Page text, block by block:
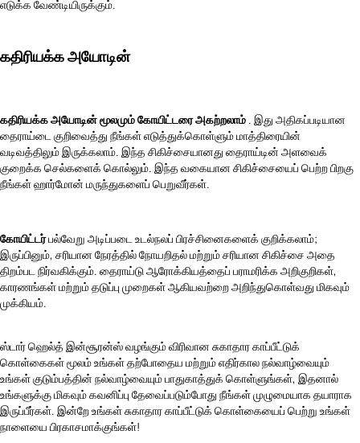
எடுக்க வேண்டியிருக்கும்.
கதிரியக்க அயோடின்
கதிரியக்க அயோடின் மூலமும் கோயிட்டரை அகற்றலாம் . இது அதிகப்படியான
தைராய்டை குறிவைத்து நீங்கள் எடுத்துக்கொள்ளும் மாத்திரையின்
வடிவத்திலும் இருக்கலாம். இந்த சிகிச்சையானது தைராய்டின் அளவைக்
குறைக்க செல்களைக் கொல்லும். இந்த வகையான சிகிச்சையைப் பெற்ற பிறகு
நீங்கள் ஹார்மோன் மருந்துகளைப் பெறுவீர்கள்.
கோயிட்டர்பல்வேறு அடிப்படை உடல்நலப் பிரச்சினைகளைக் குறிக்கலாம்;
இருப்பினும், சரியான நேரத்தில் நோயறிதல் மற்றும் சரியான சிகிச்சை அதை
திறம்பட நிர்வகிக்கும். தைராய்டு ஆரோக்கியத்தைப் பராமரிக்க அறிகுறிகள்,
காரணங்கள் மற்றும் தடுப்பு முறைகள் ஆகியவற்றை அறிந்துகொள்வது மிகவும்
முக்கியம்.
ஸ்டார் ஹெல்த் இன்சூரன்ஸ் வழங்கும் விரிவான சுகாதார காப்பீட்டுக்
கொள்கைகள் மூலம் உங்கள் தற்போதைய மற்றும் எதிர்கால நல்வாழ்வையும்
உங்கள் குடும்பத்தின் நல்வாழ்வையும் பாதுகாத்துக் கொள்ளுங்கள், இதனால்
உங்களுக்கு மிகவும் கவனிப்பு தேவைப்படும்போது நீங்கள் முழுமையாக தயாராக
இருப்பீர்கள். இன்றே உங்கள் சுகாதார காப்பீட்டுக் கொள்கையைப் பெற்று உங்கள்
நாளையை பிரகாசமாக்குங்கள்!